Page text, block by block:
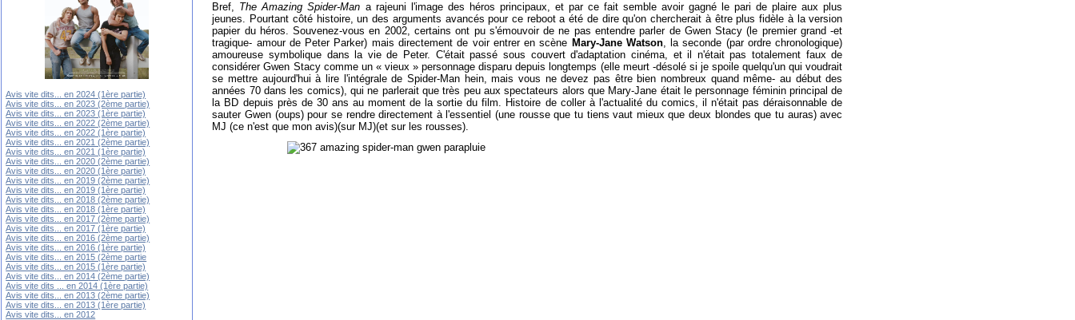
Avis vite dits... en 2024 (1ère partie)
Avis vite dits... en 2023 (2ème partie)
Avis vite dits... en 2023 (1ère partie)
Avis vite dits... en 2022 (2ème partie)
Avis vite dits... en 2022 (1ère partie)
Avis vite dits... en 2021 (2ème partie)
Avis vite dits... en 2021 (1ère partie)
Avis vite dits... en 2020 (2ème partie)
Avis vite dits... en 2020 (1ère partie)
Avis vite dits... en 2019 (2ème partie)
Avis vite dits... en 2019 (1ère partie)
Avis vite dits... en 2018 (2ème partie)
Avis vite dits... en 2018 (1ère partie)
Avis vite dits... en 2017 (2ème partie)
Avis vite dits... en 2017 (1ère partie)
Avis vite dits... en 2016 (2ème partie)
Avis vite dits... en 2016 (1ère partie)
Avis vite dits... en 2015 (2ème partie
Avis vite dits... en 2015 (1ère partie)
Avis vite dits... en 2014 (2ème partie)
Avis vite dits ... en 2014 (1ère partie)
Avis vite dits... en 2013 (2ème partie)
Avis vite dits... en 2013 (1ère partie)
Avis vite dits... en 2012
Bref, The Amazing Spider-Man a rajeuni l'image des héros principaux, et par ce fait semble avoir gagné le pari de plaire aux plus
jeunes. Pourtant côté histoire, un des arguments avancés pour ce reboot a été de dire qu'on chercherait à être plus fidèle à la version
papier du héros. Souvenez-vous en 2002, certains ont pu s'émouvoir de ne pas entendre parler de Gwen Stacy (le premier grand -et
tragique- amour de Peter Parker) mais directement de voir entrer en scène Mary-Jane Watson, la seconde (par ordre chronologique)
amoureuse symbolique dans la vie de Peter. C'était passé sous couvert d'adaptation cinéma, et il n'était pas totalement faux de
considérer Gwen Stacy comme un « vieux » personnage disparu depuis longtemps (elle meurt -désolé si je spoile quelqu'un qui voudrait
se mettre aujourd'hui à lire l'intégrale de Spider-Man hein, mais vous ne devez pas être bien nombreux quand même- au début des
années 70 dans les comics), qui ne parlerait que très peu aux spectateurs alors que Mary-Jane était le personnage féminin principal de
la BD depuis près de 30 ans au moment de la sortie du film. Histoire de coller à l'actualité du comics, il n'était pas déraisonnable de
sauter Gwen (oups) pour se rendre directement à l'essentiel (une rousse que tu tiens vaut mieux que deux blondes que tu auras) avec
MJ (ce n'est que mon avis)(sur MJ)(et sur les rousses).